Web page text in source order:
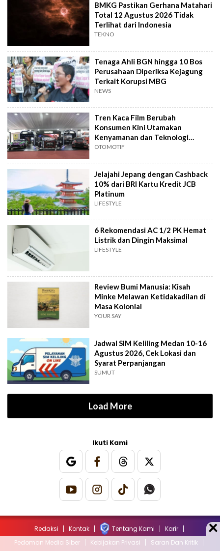
BMKG Pastikan Gerhana Matahari
Total 12 Agustus 2026 Tidak
Terlihat dari Indonesia
TEKNO
Tenaga Ahli BGN hingga 10 Bos
Perusahaan Diperiksa Kejagung
Terkait Korupsi MBG
NEWS
Tren Kaca Film Berubah
Konsumen Kini Utamakan
Kenyamanan dan Teknologi
Kendaraan
OTOMOTIF
Jelajahi Jepang dengan Cashback
10% dari BRI Kartu Kredit JCB
Platinum
LIFESTYLE
6 Rekomendasi AC 1/2 PK Hemat
Listrik dan Dingin Maksimal
LIFESTYLE
Review Bumi Manusia: Kisah
Minke Melawan Ketidakadilan di
Masa Kolonial
YOUR SAY
Jadwal SIM Keliling Medan 10-16
Agustus 2026, Cek Lokasi dan
Syarat Perpanjangan
SUMUT
Load More
Ikuti Kami
Redaksi Kontak Tentang Kami
Karir
Pedoman Media Siber
Kebijakan Privasi Saran Dan Kritik